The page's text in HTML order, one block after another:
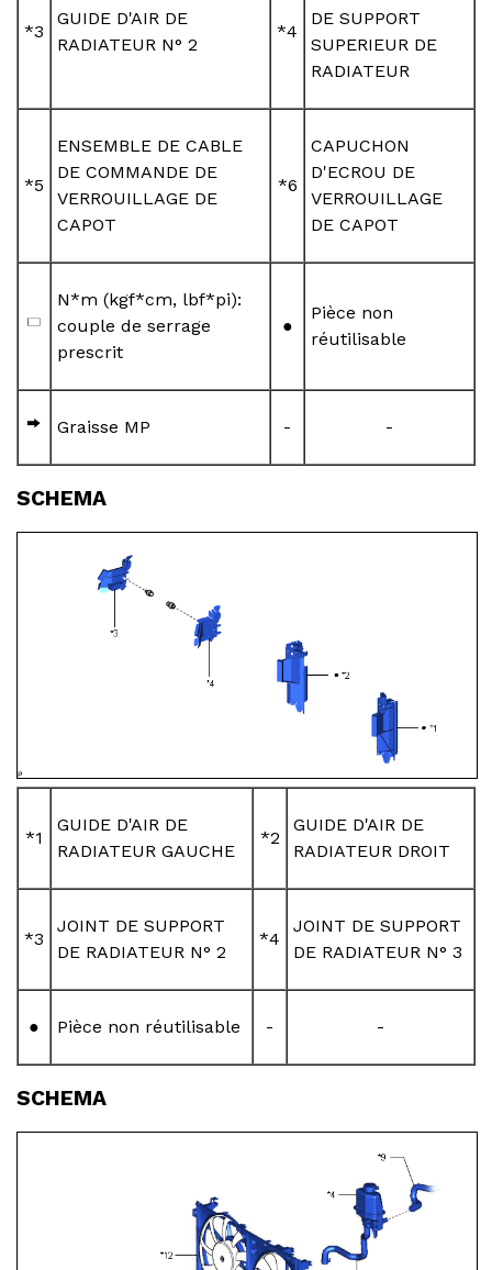
*3
GUIDE D'AIR DE
RADIATEUR N° 2
*4
DE SUPPORT
SUPERIEUR DE
RADIATEUR
*5
ENSEMBLE DE CABLE
DE COMMANDE DE
VERROUILLAGE DE
CAPOT
*6
CAPUCHON
D'ECROU DE
VERROUILLAGE
DE CAPOT
N*m (kgf*cm, lbf*pi):
couple de serrage
prescrit
●
Pièce non
réutilisable
Graisse MP - -
SCHEMA
*1
GUIDE D'AIR DE
RADIATEUR GAUCHE
*2
GUIDE D'AIR DE
RADIATEUR DROIT
*3
JOINT DE SUPPORT
DE RADIATEUR N° 2
*4
JOINT DE SUPPORT
DE RADIATEUR N° 3
● Pièce non réutilisable - -
SCHEMA